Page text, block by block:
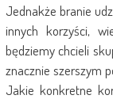
Jednakże branie
innych korzyści,
będziemy chcieli
znacznie szerszym
Jakie konkretne